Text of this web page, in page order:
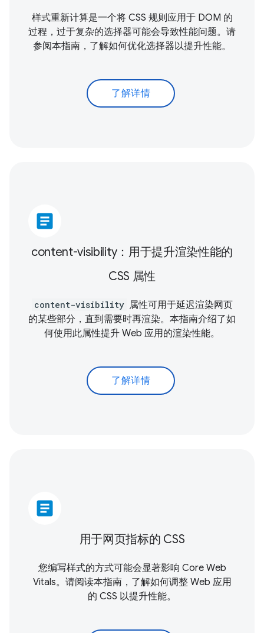
样式重新计算是一个将 CSS 规则应用于 DOM 的
过程，过于复杂的选择器可能会导致性能问题。请
参阅本指南，了解如何优化选择器以提升性能。
了解详情
article
content-visibility：用于提升渲染性能的
CSS 属性
content-visibility 属性可用于延迟渲染网页
的某些部分，直到需要时再渲染。本指南介绍了如
何使用此属性提升 Web 应用的渲染性能。
了解详情
article
用于网页指标的 CSS
您编写样式的方式可能会显著影响 Core Web
Vitals。请阅读本指南，了解如何调整 Web 应用
的 CSS 以提升性能。